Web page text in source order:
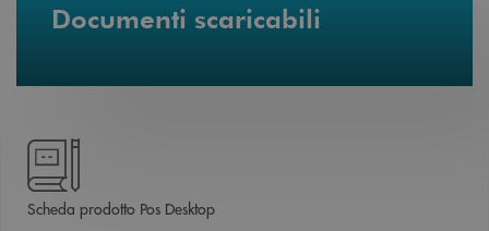
Documenti scaricabili
Scheda prodotto Pos Desktopapre una nuova finestra